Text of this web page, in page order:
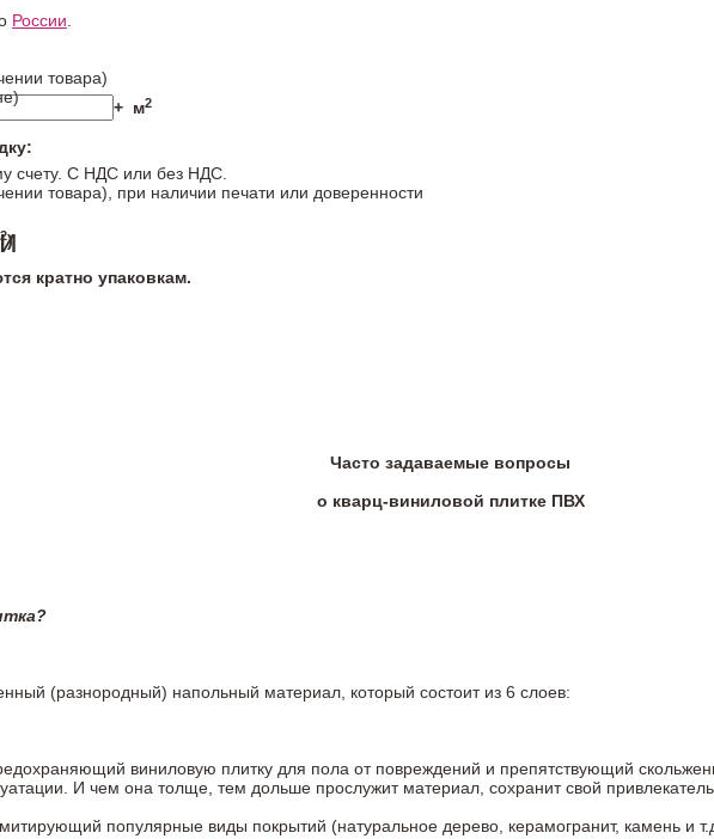
+ м2
2)
кратно упаковкам.
России.
товара)
счету. С НДС или без НДС.
товара), при наличии печати или доверенности
Часто задаваемые вопросы
о кварц-виниловой плитке ПВХ
(разнородный) напольный материал, который состоит из 6 слоев:
виниловую плитку для пола от повреждений и препятствующий
И чем она толще, тем дольше прослужит материал, сохранит свой
популярные виды покрытий (натуральное дерево, керамогранит, камень и